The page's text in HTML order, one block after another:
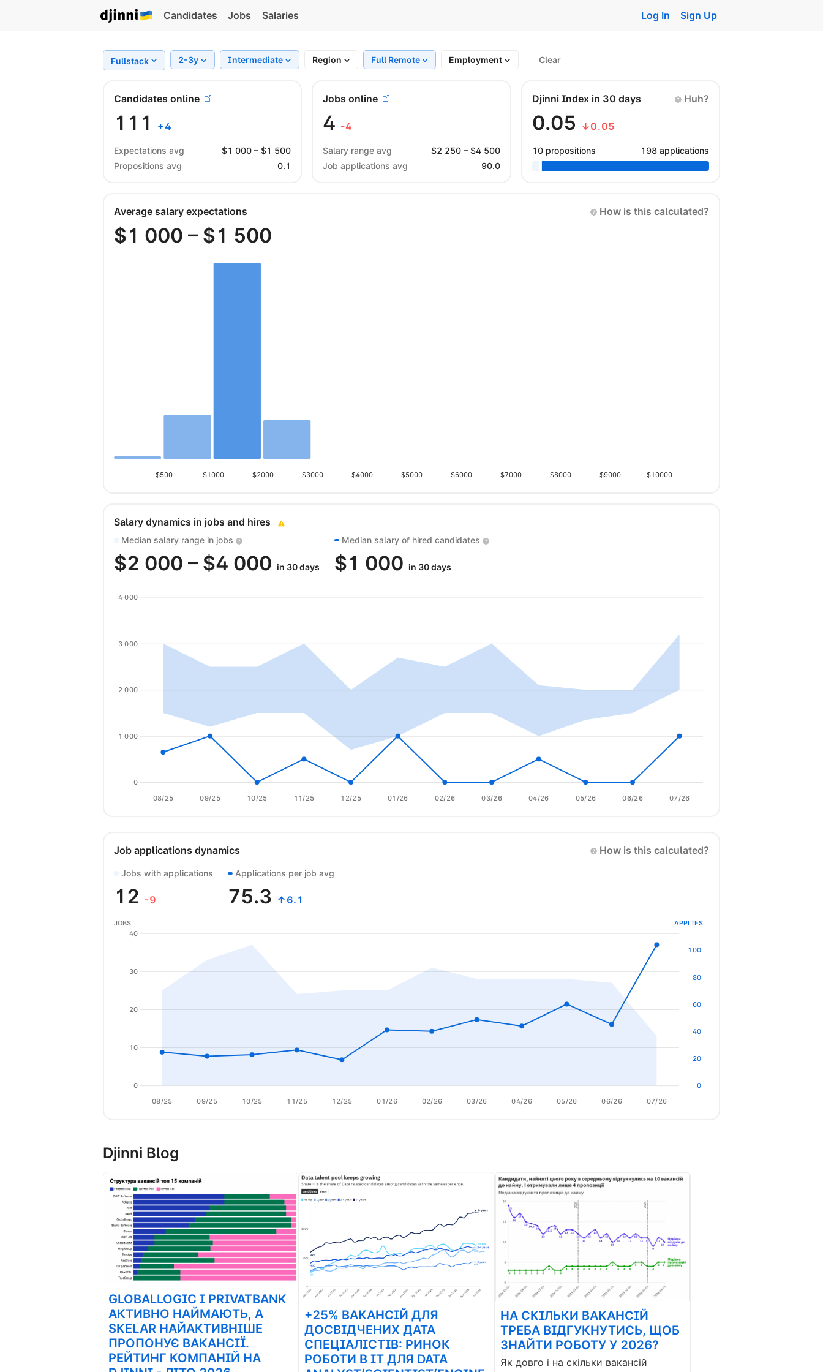
Candidates Jobs Salaries Log In Sign Up
Fullstack 2-3y Intermediate Region Full Remote Employment Clear
Candidates online
111 +4
Expectations avg $1 000 – $1 500
Propositions avg
0.1
Jobs online
4 -4
Salary range avg $2 250– $4 500
Job applications avg
90.0
Djinni Index in 30 days Huh?
0.05 ↓0.05
10 propositions 198 applications
Average salary expectations How is this calculated?
$1 000 – $1 500
$500 $1000 $2000 $3000 $4000 $5000 $6000 $7000 $8000 $9000 $10000
Salary dynamics in jobs and hires
Median salary range in jobs
$2 000 – $4 000 in 30 days
Median salary of hired candidates
$1 000 in 30 days
08/25 09/25 10/25 11/25 12/25 01/26 02/26 03/26 04/26 05/26 06/26 07/26
0
1 000
2 000
3 000
4 000
Job applications dynamics How is this calculated?
Jobs with applications
12 -9
Applications per job avg
75.3 ↑6.1
08/25 09/25 10/25 11/25 12/25 01/26 02/26 03/26 04/26 05/26 06/26 07/26
0
10
20
30
40
0
20
40
60
80
100
JOBS APPLIES
Djinni Blog
GLOBALLOGIC І PRIVATBANK
АКТИВНО НАЙМАЮТЬ, А
SKELAR НАЙАКТИВНІШЕ
ПРОПОНУЄ ВАКАНСІЇ.
РЕЙТИНГ КОМПАНІЙ НА
+25% ВАКАНСІЙ ДЛЯ
ДОСВІДЧЕНИХ ДАТА
СПЕЦІАЛІСТІВ: РИНОК
РОБОТИ В ІТ ДЛЯ DATA
НА СКІЛЬКИ ВАКАНСІЙ
ТРЕБА ВІДГУКНУТИСЬ, ЩОБ
ЗНАЙТИ РОБОТУ У 2026?
Як довго і на скільки вакансій